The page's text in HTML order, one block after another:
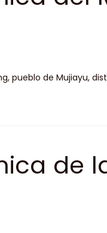
pueblo de Mujiayu,
de